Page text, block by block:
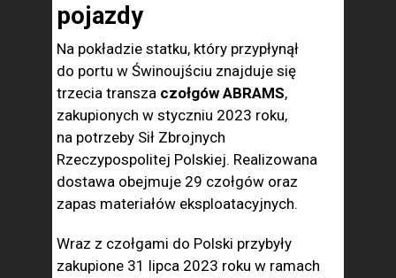
pojazdy
Na pokładzie statku, który przypłynął
do portu w Świnoujściu znajduje się
trzecia transza czołgów ABRAMS,
zakupionych w styczniu 2023 roku,
na potrzeby Sił Zbrojnych
Rzeczypospolitej Polskiej. Realizowana
dostawa obejmuje 29 czołgów oraz
zapas materiałów eksploatacyjnych.
Wraz z czołgami do Polski przybyły
zakupione 31 lipca 2023 roku w ramach